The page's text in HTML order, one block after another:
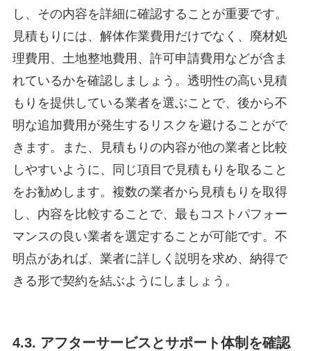
し、その内容を詳細に確認することが重要です。
見積もりには、解体作業費用だけでなく、廃材処
理費用、土地整地費用、許可申請費用などが含ま
れているかを確認しましょう。透明性の高い見積
もりを提供している業者を選ぶことで、後から不
明な追加費用が発生するリスクを避けることがで
きます。また、見積もりの内容が他の業者と比較
しやすいように、同じ項目で見積もりを取ること
をお勧めします。複数の業者から見積もりを取得
し、内容を比較することで、最もコストパフォー
マンスの良い業者を選定することが可能です。不
明点があれば、業者に詳しく説明を求め、納得で
きる形で契約を結ぶようにしましょう。
4.3. アフターサービスとサポート体制を確認